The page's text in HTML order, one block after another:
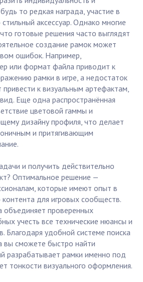
то редкая награда, участие в
аксессуар. Однако многие
готовые решения часто выглядят
создание рамок может
ошибок. Например,
или формат файла приводит к
рамки в игре, а недостаток
к визуальным артефактам,
Еще одна распространённая
цветовой гаммы и
дизайну профиля, что делает
и притягивающим
и получить действительно
Оптимальное решение —
которые имеют опыт в
для игровых сообществ.
проверенных
учесть все технические нюансы и
Благодаря удобной системе поиска
вы сможете быстро найти
разрабатывает рамки именно под
тонкости визуального оформления.